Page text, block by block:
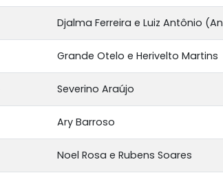
Djalma Ferreira e Luiz Antônio
Grande Otelo e Herivelto Martins
Severino Araújo
Ary Barroso
Noel Rosa e Rubens Soares